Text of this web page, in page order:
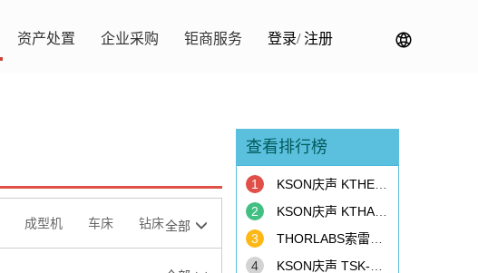
资产处置 企业采购 钜商服务 登录/注册
成型机 车床 钻床全部
查看排行榜
1
KSON庆声 KTHE-415TBS-ML120 恒温恒湿柜
2
KSON庆声 KTHA-615TBS 恒温恒湿柜
3
THORLABS索雷博 PM100D 光功率计
4
KSON庆声 TSK-D4T-150+RAMP 冷热冲击机